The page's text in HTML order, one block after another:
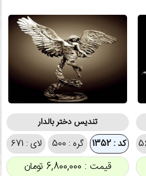
تندیس دختر بالدار
کد : 1352 گره : 500 لای : 671
قیمت : 6,800,000 تومان